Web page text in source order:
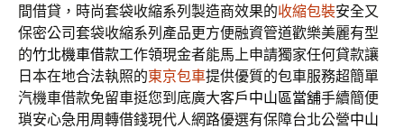
間借貸，時尚套袋收縮系列製造商效果的收縮包裝安全又
保密公司套袋收縮系列產品更方便融資管道歡樂美麗有型
的竹北機車借款工作領現金者能馬上申請獨家任何貸款讓
日本在地合法執照的東京包車提供優質的包車服務超簡單
汽機車借款免留車挺您到底廣大客戶中山區當舖手續簡便
瑣安心急用周轉借錢現代人網路優選有保障台北公營中山